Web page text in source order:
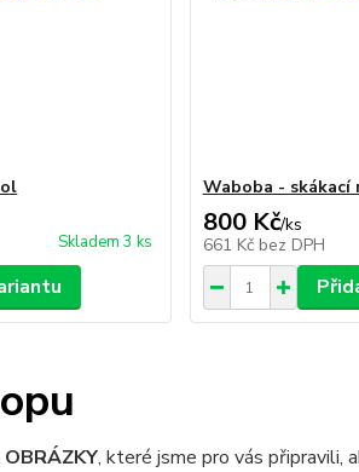
Skladem 3 ks
Waboba - skákací
800 Kč/ks
661 Kč bez DPH
, které jsme pro vás připravili,